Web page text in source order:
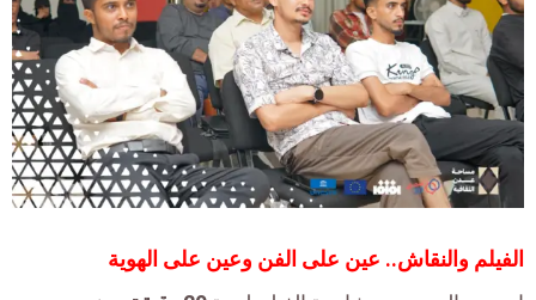
الفيلم والنقاش.. عين على الفن وعين على الهوية